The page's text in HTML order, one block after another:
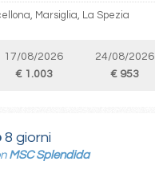
Marsiglia, La Spezia
17/08/2026
€ 1.003
24/08/2026
€ 953
8 giorni
MSC Splendida